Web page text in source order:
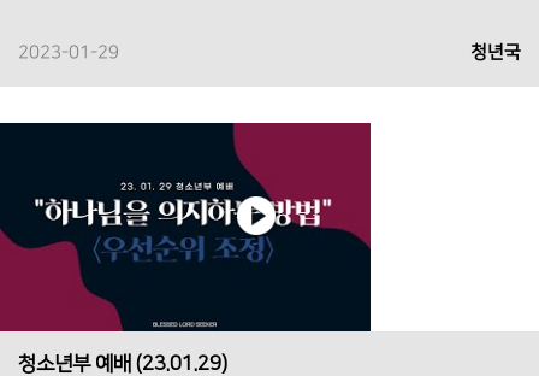
2023-01-29 청년국
청소년부 예배 (23.01.29)